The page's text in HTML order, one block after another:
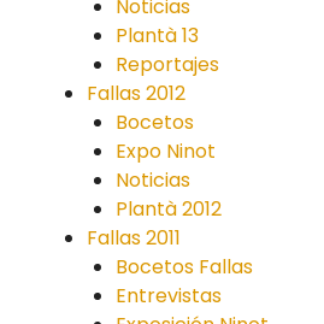
Noticias
Plantà 13
Reportajes
Fallas 2012
Bocetos
Expo Ninot
Noticias
Plantà 2012
Fallas 2011
Bocetos Fallas
Entrevistas